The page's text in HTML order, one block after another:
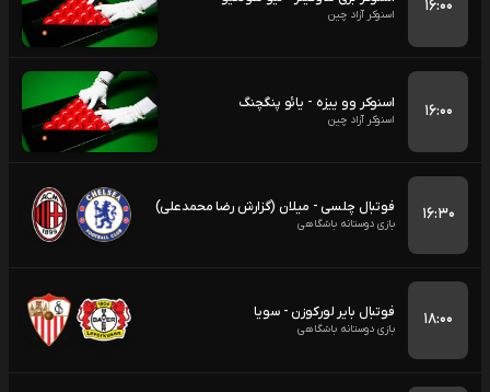
۱۶:۰۰ اسنوکر آزاد چین
۱۶:۰۰ اسنوکر وو ییزه - یائو پنگچنگ
اسنوکر آزاد چین
۱۶:۳۰ فوتبال چلسی - میلان (گزارش رضا محمدعلی)
بازی دوستانه باشگاهی
۱۸:۰۰ فوتبال بایر لورکوزن - سویا
بازی دوستانه باشگاهی